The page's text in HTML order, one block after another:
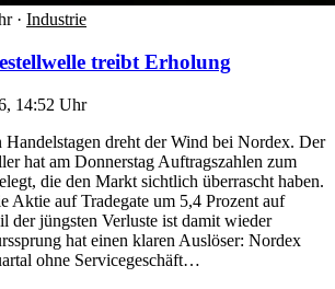
· Industrie
treibt Erholung
14:52 Uhr
Handelstagen dreht der Wind bei Nordex. Der
hat am Donnerstag Auftragszahlen zum
die den Markt sichtlich überrascht haben.
Aktie auf Tradegate um 5,4 Prozent auf
jüngsten Verluste ist damit wieder
hat einen klaren Auslöser: Nordex
ohne Servicegeschäft…